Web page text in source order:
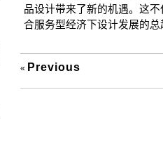
品设计带来了新的机遇。这
合服务型经济下设计发展的总
« Previous